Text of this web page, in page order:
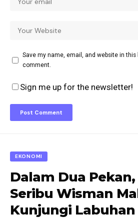
Save my name, email, and website in this
comment.
Sign me up for the newsletter!
EKONOMI
Dalam Dua
Seribu Wisman
Kunjungi Labuhan